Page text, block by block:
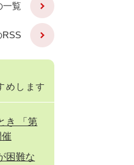
一覧
RSS
めします
き 「第
困難な